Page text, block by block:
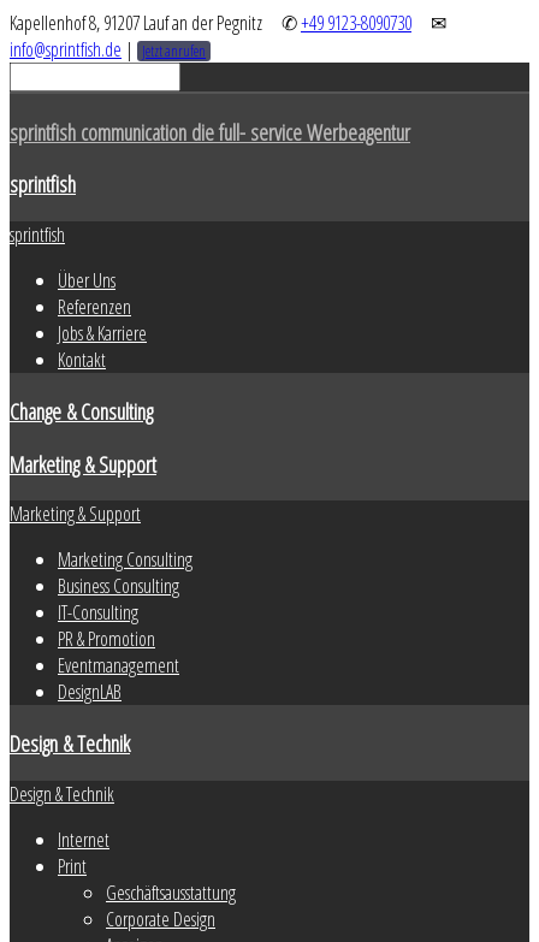
Kapellenhof 8, 91207 Lauf an der Pegnitz ✆+49 9123-8090730
✉
info@sprintfish.de | Jetzt anrufen
sprintfish communication die full- service Werbeagentur
sprintfish
sprintfish
Über Uns
Referenzen
Jobs & Karriere
Kontakt
Change & Consulting
Marketing & Support
Marketing & Support
Marketing Consulting
Business Consulting
IT-Consulting
PR & Promotion
Eventmanagement
DesignLAB
Design & Technik
Design & Technik
Internet
Print
Geschäftsausstattung
Corporate Design